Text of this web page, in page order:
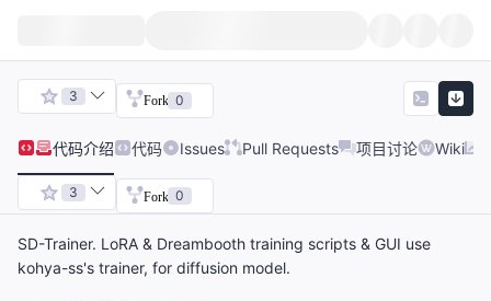
3 Fork 0
代码介绍 代码 Issues Pull Requests 项目讨论 Wiki
3 Fork 0
SD-Trainer. LoRA & Dreambooth training scripts & GUI use
kohya-ss's trainer, for diffusion model.